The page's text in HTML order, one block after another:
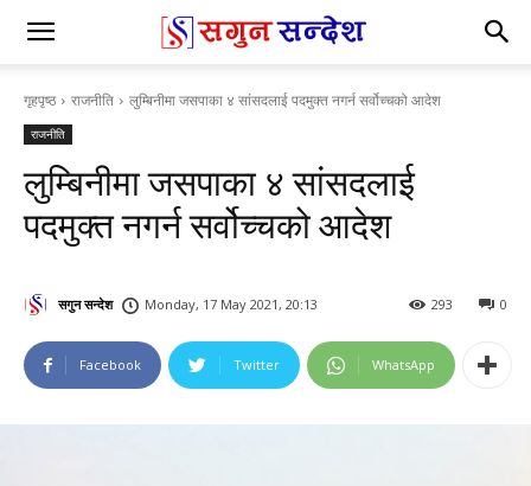
गृहपृष्ठ राजनीति लुम्बिनीमा जसपाका ४ सांसदलाई पदमुक्त नगर्न सर्वोच्चको आदेश
राजनीति
लुम्बिनीमा जसपाका ४ सांसदलाई
पदमुक्त नगर्न सर्वोच्चको आदेश
सगुन सन्देश Monday, 17 May 2021, 20:13 0
293
Facebook Twitter WhatsApp